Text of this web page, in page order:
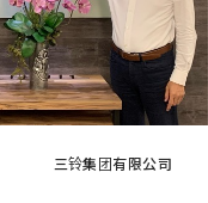
三铃集团有限公司